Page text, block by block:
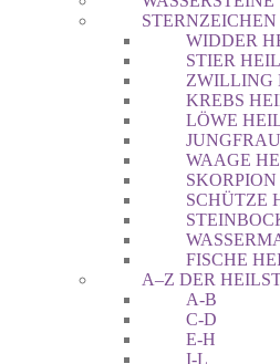
WIDDER
STIER
ZWILLING
KREBS
LÖWE
WAAGE
SCHÜTZE
FISCHE
A–Z DER
A-B
C-D
E-H
I-L